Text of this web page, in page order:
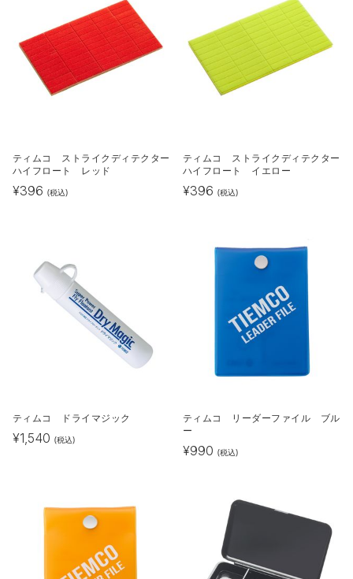
ティムコ ストライクディテクター
ハイフロート レッド
¥396 (税込)
ティムコ ストライクディテクター
ハイフロート イエロー
¥396 (税込)
ティムコ ドライマジック
¥1,540 (税込)
ティムコ リーダーファイル ブル
ー
¥990 (税込)